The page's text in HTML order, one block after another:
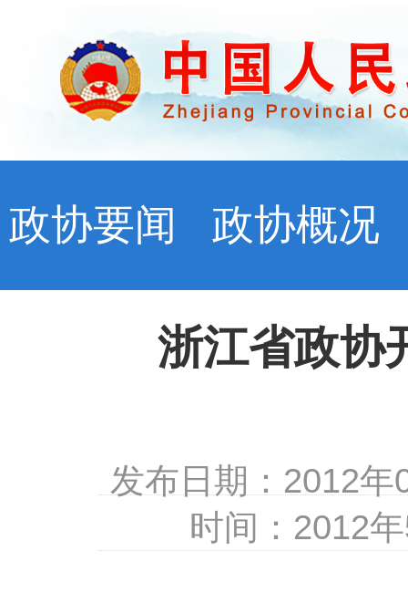
政协要闻 政协概况
浙江省政协
发布日期：2012
时间：2012